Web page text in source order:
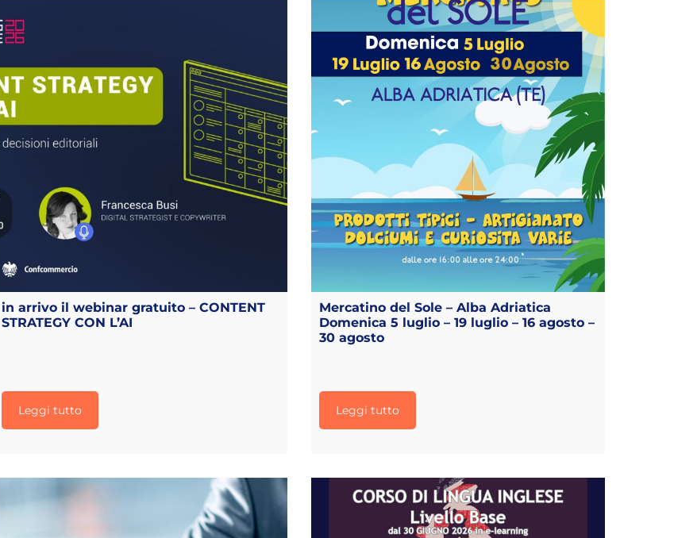
in arrivo il webinar gratuito – CONTENT
STRATEGY CON L’AI
Leggi tutto
Mercatino del Sole – Alba Adriatica
Domenica 5 luglio – 19 luglio – 16 agosto –
30 agosto
Leggi tutto